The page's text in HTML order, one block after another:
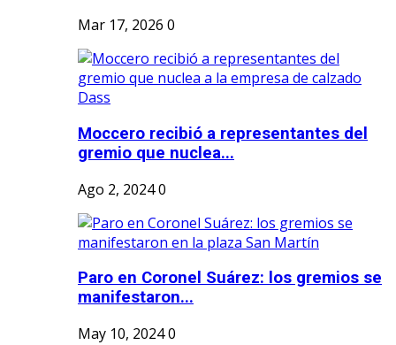
Mar 17, 2026 0
Moccero recibió a representantes del
gremio que nuclea...
Ago 2, 20240
Paro en Coronel Suárez: los gremios se
manifestaron...
May 10, 20240